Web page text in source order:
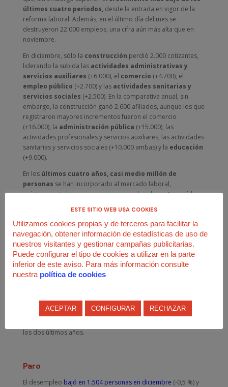
últimos cuatro periodos,desde la entrada en vigor de la
reforma laboral. Además, en el último día del mes se
destruyeron 22.000 empleos, una cifra aún más alta que en
noviembre.
En diciembre, sólo la construcción perdió 2.000 cotizantes,
liderando la subida las actividades administrativas y
servicios auxiliares (+6.000), el comercio (+4.700), el
empleo público (+2.700) y las actividades sanitarias y
servicios sociales (+2.500). En la comparativa anual, sin
embargo, la construcción ganó 2.600 afiliados, aunque los que
registraron mayores incrementos fueron el comercio
(+16.000), la administración pública (+15.000), las
actividades profesionales y servicios auxiliares, las actividades
sanitarias y servicios sociales (+10.000 ambas) y la educación
(+9.000).
En los últimos cuatro años, casi medio millón de
personas se han incorporado al mercado laboral,
prácticamente las mismas mujeres que hombres, Aun así, la
60 % en los contratos indefinidos a tiempo parcial, los
temporales (tanto a tiempo completo como parcial) y los fijos
discontinuos. Sólo en la contratación indefinida a tiempo
completo se baja ligeramente de esa cifra (48 % mujeres). Un
dato mucho mejor, eso sí, que el de hace un año (41 %).
Del total,3.343.508 están inscritos en el Régimen General
y 440.031 en el de Autónomos.
2024) y, aunque tímidamente, vuelve a subir por segundo mes
seguido el número de
empleados de hogar(casi todas
los dos últimos años.
Paro
El desempleo bajó en 1.504 personas en diciembre (-0,5 %) y
ESTE SITIO WEB USA COOKIES
Utilizamos cookies propias y de terceros para facilitar la
navegación, obtener información de estadísticas de uso de
nuestros visitantes y gestionar campañas publicitarias.
Puede configurar el tipo de cookies a utilizar en la parte
inferior de este aviso. Para más información consulte
nuestra política de cookies
ACEPTAR CONFIGURAR RECHAZAR